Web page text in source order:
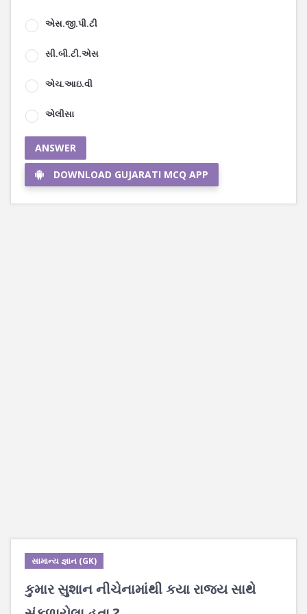
એસ.જી.પી.ટી
સી.બી.ટી.એસ
એચ.આઇ.વી
એલીસા
ANSWER
DOWNLOAD GUJARATI MCQ APP
સામાન્ય જ્ઞાન (GK)
કુમાર સુશાન નીચેનામાંથી કયા રાજય સાથે